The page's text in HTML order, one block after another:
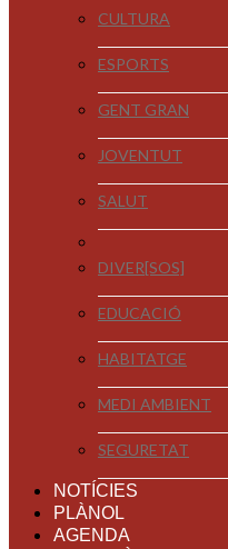
CULTURA
ESPORTS
GENT GRAN
JOVENTUT
SALUT
DIVER[SOS]
EDUCACIÓ
HABITATGE
MEDI AMBIENT
SEGURETAT
NOTÍCIES
PLÀNOL
AGENDA